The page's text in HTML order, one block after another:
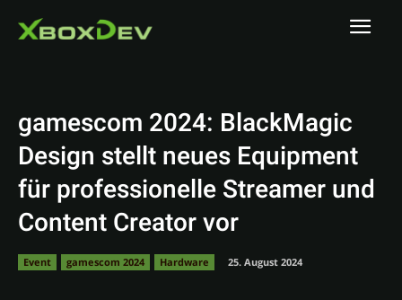
gamescom 2024: BlackMagic
Design stellt neues Equipment
für professionelle Streamer und
Content Creator vor
Event gamescom 2024 Hardware 25. August 2024